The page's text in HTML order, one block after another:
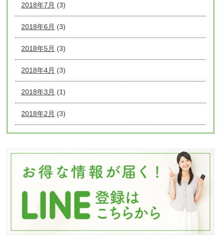
2018年7月 (3)
2018年6月 (3)
2018年5月 (3)
2018年4月 (3)
2018年3月 (1)
2018年2月 (3)